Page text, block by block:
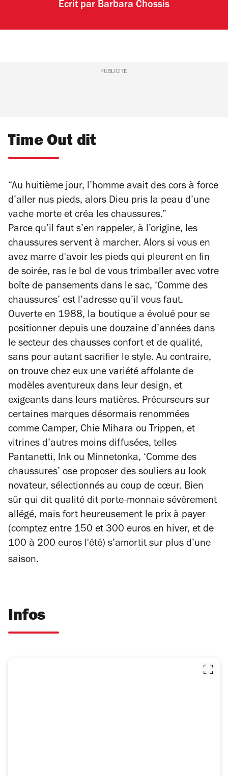
Écrit par Barbara Chossis
PUBLICITÉ
Time Out dit
“Au huitième jour, l’homme avait des cors à force
d’aller nus pieds, alors Dieu pris la peau d’une
vache morte et créa les chaussures.”
Parce qu’il faut s’en rappeler, à l’origine, les
chaussures servent à marcher. Alors si vous en
avez marre d'avoir les pieds qui pleurent en fin
de soirée, ras le bol de vous trimballer avec votre
boîte de pansements dans le sac, ‘Comme des
chaussures’ est l’adresse qu’il vous faut.
Ouverte en 1988, la boutique a évolué pour se
positionner depuis une douzaine d’années dans
le secteur des chausses confort et de qualité,
sans pour autant sacrifier le style. Au contraire,
on trouve chez eux une variété affolante de
modèles aventureux dans leur design, et
exigeants dans leurs matières. Précurseurs sur
certaines marques désormais renommées
comme Camper, Chie Mihara ou Trippen, et
vitrines d’autres moins diffusées, telles
Pantanetti, Ink ou Minnetonka, ‘Comme des
chaussures’ ose proposer des souliers au look
novateur, sélectionnés au coup de cœur. Bien
sûr qui dit qualité dit porte-monnaie sévèrement
allégé, mais fort heureusement le prix à payer
(comptez entre 150 et 300 euros en hiver, et de
100 à 200 euros l'été) s’amortit sur plus d’une
saison.
Infos